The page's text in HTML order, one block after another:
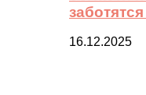
16.12.2025